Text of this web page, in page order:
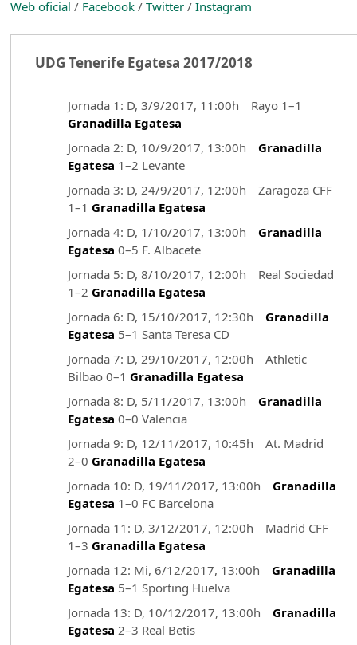
Web oficial / Facebook /Twitter /Instagram
UDG Tenerife Egatesa 2017/2018
Jornada 1: D, 3/9/2017, 11:00h Rayo 1–1
Granadilla Egatesa
Jornada 2: D, 10/9/2017, 13:00h Granadilla
Egatesa 1–2 Levante
Jornada 3: D, 24/9/2017, 12:00h Zaragoza CFF
1–1 Granadilla Egatesa
Jornada 4: D, 1/10/2017, 13:00h Granadilla
Egatesa 0–5 F. Albacete
Jornada 5: D, 8/10/2017, 12:00h Real Sociedad
1–2 Granadilla Egatesa
Jornada 6: D, 15/10/2017, 12:30h Granadilla
Egatesa 5–1 Santa Teresa CD
Jornada 7: D, 29/10/2017, 12:00h Athletic
Bilbao 0–1 Granadilla Egatesa
Jornada 8: D, 5/11/2017, 13:00h Granadilla
Egatesa 0–0 Valencia
Jornada 9: D, 12/11/2017, 10:45h At. Madrid
2–0 Granadilla Egatesa
Jornada 10: D, 19/11/2017, 13:00h Granadilla
Egatesa 1–0 FC Barcelona
Jornada 11: D, 3/12/2017, 12:00h Madrid CFF
1–3 Granadilla Egatesa
Jornada 12: Mi, 6/12/2017, 13:00h Granadilla
Egatesa 5–1 Sporting Huelva
Jornada 13: D, 10/12/2017, 13:00h Granadilla
Egatesa 2–3 Real Betis